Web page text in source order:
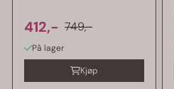
412,- 749,-
På lager
Kjøp